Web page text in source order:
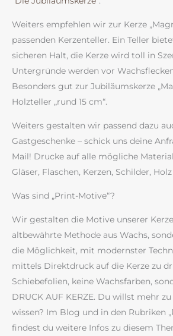
Weiters empfehlen wir zur Kerze
passenden Kerzenteller. Ein Teller
sicheren Halt, die Kerze wird toll in
Untergründe werden vor
Besonders gut zur Jubiläumskerze
Holzteller „rund 15 cm“.
Weiters gestalten wir passend dazu
Gastgeschenke – schick uns deine
Mail! Drucke auf alle mögliche
Gläser, Flaschen, Kerzen, Schilder,
Was sind „Print-Motive“?
Wir gestalten die Motive unserer
altbewährte Methode aus Wachs,
die Möglichkeit, mit modernster
mittels Direktdruck auf die Kerze zu
Schiebefolien, keine Wachsfarben,
DRUCK AUF KERZE. Du willst mehr
wissen? Im Blog und in den Rubriken
findest du weitere Infos zu diesem